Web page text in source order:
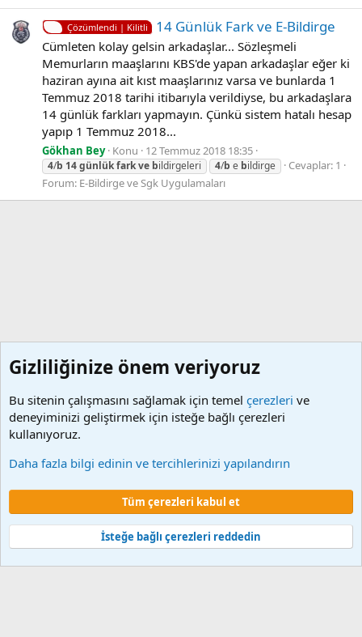
Çözümlendi | Kilitli 14 Günlük Fark ve E-Bildirge
Cümleten kolay gelsin arkadaşlar... Sözleşmeli
Memurların maaşlarını KBS'de yapan arkadaşlar eğer ki
haziran ayına ait kıst maaşlarınız varsa ve bunlarda 1
Temmuz 2018 tarihi itibarıyla verildiyse, bu arkadaşlara
14 günlük farkları yapmayın. Çünkü sistem hatalı hesap
yapıp 1 Temmuz 2018...
Gökhan Bey Konu 12 Temmuz 2018 18:35
4/b 14günlükfarkve bildirgeleri 4/b e bildirge
Cevaplar: 1
Forum: E-Bildirge ve Sgk Uygulamaları
Çerezler
Şartlar ve kurallar
Gizlilik politikası Yardım Ana sayfa
Community platform by XenForo © 2010-2024 XenForo Ltd.
Türkçe yama 🇹🇷 [XGT] Yazılım ve web hizmetleri 2014-2024
Gizliliğinize önem veriyoruz
Bu sitenin çalışmasını sağlamak için temel çerezleri ve
deneyiminizi geliştirmek için isteğe bağlı çerezleri
kullanıyoruz.
Daha fazla bilgi edinin ve tercihlerinizi yapılandırın
Tüm çerezleri kabul et
İsteğe bağlı çerezleri reddedin